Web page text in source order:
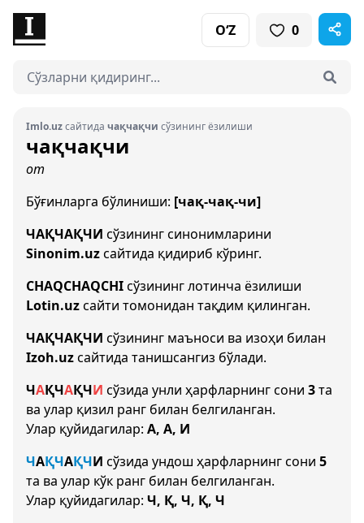
O‘Z 0
Imlo.uzсайтида чақчақчи сўзининг ёзилиши
чақчақчи
от
Бўғинларга бўлиниши: [чақ-чақ-чи]
ЧАҚЧАҚЧИ сўзининг синонимларини
Sinonim.uzсайтида қидириб кўринг.
CHAQCHAQCHIсўзининг лотинча ёзилиши
Lotin.uzсайти томонидан тақдим қилинган.
ЧАҚЧАҚЧИ сўзининг маъноси ва изоҳи билан
Izoh.uzсайтида танишсангиз бўлади.
ЧАҚЧАҚЧИ сўзида унли ҳарфларнинг сони 3та
ва улар қизил ранг билан белгиланган.
Улар қуйидагилар: А, А, И
ЧАҚЧАҚЧИ сўзида ундош ҳарфларнинг сони 5
та ва улар кўк ранг билан белгиланган.
Улар қуйидагилар: Ч, Қ, Ч, Қ, Ч